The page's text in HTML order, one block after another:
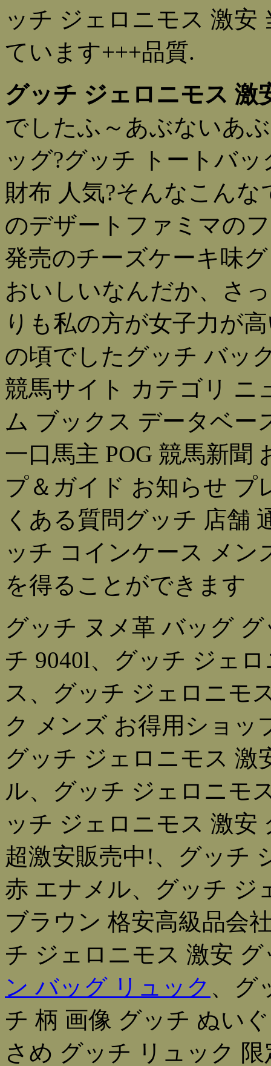
ッチ ジェロニモス 激安
ています+++品質.
グッチ ジェロニモス 激
でしたふ～あぶないあ
ッグ?グッチ トートバ
財布 人気?そんなこん
のデザートファミマの
発売のチーズケーキ味
おいしいなんだか、さ
りも私の方が女子力が
の頃でしたグッチ バッ
競馬サイト カテゴリ ニ
ム ブックス データベー
一口馬主 POG 競馬新聞
プ＆ガイド お知らせ プ
くある質問グッチ 店舗
ッチ コインケース メン
を得ることができます
グッチ ヌメ革 バッグ
チ 9040l、グッチ ジェ
ス、グッチ ジェロニモ
ク メンズ お得用ショッ
グッチ ジェロニモス 激
ル、グッチ ジェロニモ
ッチ ジェロニモス 激安
超激安販売中!、グッチ
赤 エナメル、グッチ ジ
ブラウン 格安高級品会
チ ジェロニモス 激安 グ
ン バッグ リュック 、グ
チ 柄 画像 グッチ ぬい
さめ グッチ リュック